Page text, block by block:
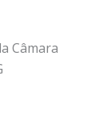
Câmara